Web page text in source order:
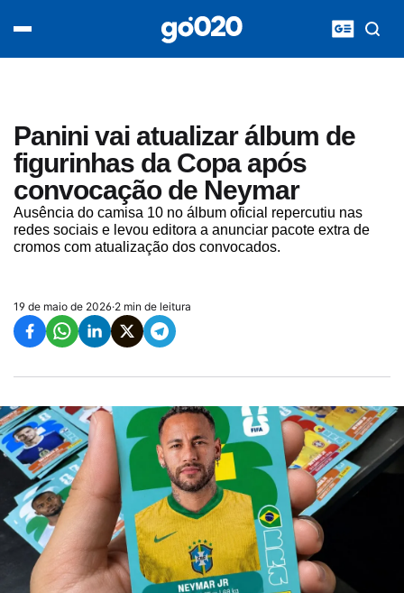
Panini vai atualizar álbum de
figurinhas da Copa após
convocação de Neymar
Ausência do camisa 10 no álbum oficial repercutiu nas
redes sociais e levou editora a anunciar pacote extra de
cromos com atualização dos convocados.
19 de maio de 2026·2 min de leitura
acontece agora
entretenimento
vídeos
pod020